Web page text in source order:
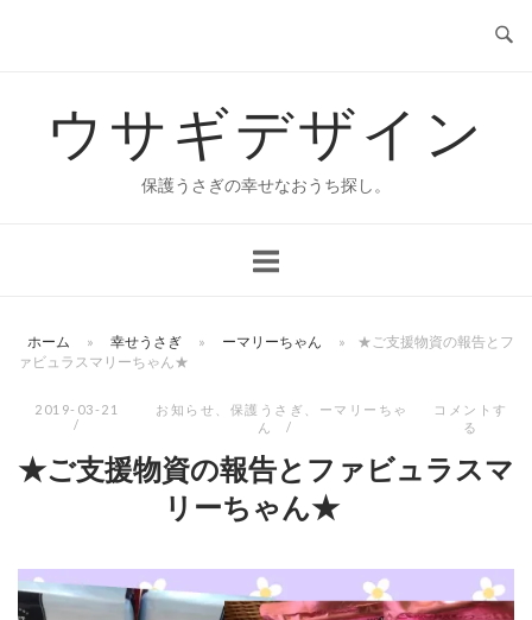
ウサギデザイン
保護うさぎの幸せなおうち探し。
ホーム » 幸せうさぎ » ーマリーちゃん »
★ご支援物資の報告とフ
ァビュラスマリーちゃん★
2019-03-21 お知らせ 保護うさぎ
ーマリーちゃ
ん
コメントす
る
★ご支援物資の報告とファビュラスマ
リーちゃん★